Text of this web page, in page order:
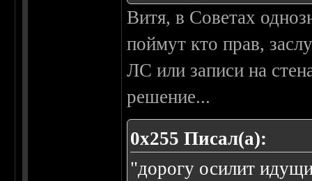
Витя, в Советах
поймут кто прав,
ЛС или записи на
решение...
0х255 Писал(а):
"дорогу осилит